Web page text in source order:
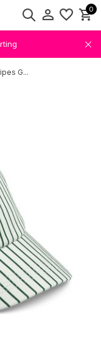
0
G...